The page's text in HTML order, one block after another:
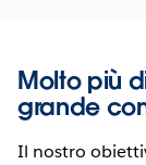
Molto più
grande
Il nostro